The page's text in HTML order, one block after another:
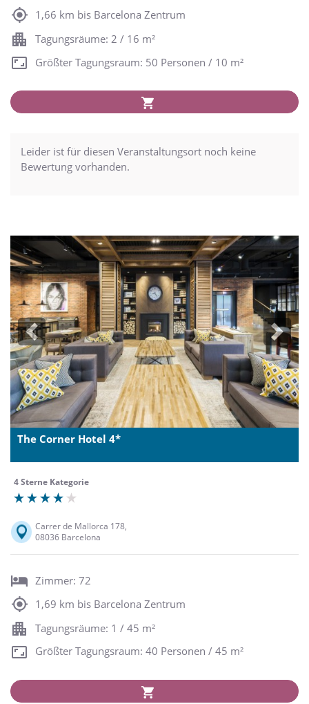
1,66 km bis Barcelona Zentrum
Tagungsräume: 2 / 16 m²
Größter Tagungsraum: 50 Personen / 10 m²
Leider ist für diesen Veranstaltungsort noch keine
Bewertung vorhanden.
Previous Next
The Corner Hotel 4*
4 Sterne Kategorie
Carrer de Mallorca 178,
08036 Barcelona
Zimmer: 72
1,69 km bis Barcelona Zentrum
Tagungsräume: 1 / 45 m²
Größter Tagungsraum: 40 Personen / 45 m²